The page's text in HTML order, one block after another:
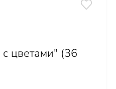
цветами" (36